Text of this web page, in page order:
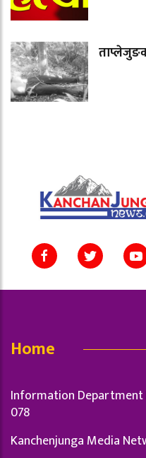
Home
Information Department
078
Kanchenjunga Media